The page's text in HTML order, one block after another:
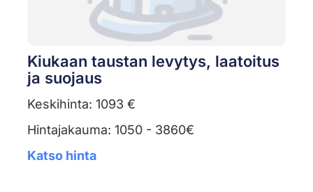
Kiukaan taustan levytys, laatoitus
ja suojaus
Keskihinta: 1093 €
Hintajakauma: 1050 - 3860€
Katso hinta